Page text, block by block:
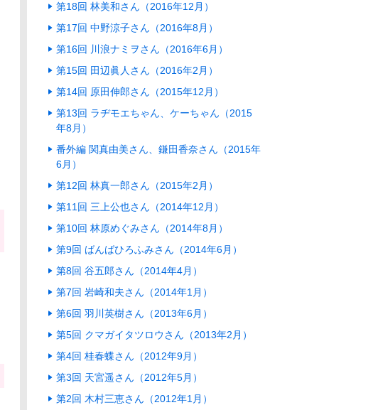
第18回 林美和さん（2016年12月）
第17回 中野涼子さん（2016年8月）
第16回 川浪ナミヲさん（2016年6月）
第15回 田辺眞人さん（2016年2月）
第14回 原田伸郎さん（2015年12月）
第13回 ラヂモエちゃん、ケーちゃん（2015
年8月）
番外編 関真由美さん、鎌田香奈さん（2015年
6月）
第12回 林真一郎さん（2015年2月）
第11回 三上公也さん（2014年12月）
第10回 林原めぐみさん（2014年8月）
第9回 ばんばひろふみさん（2014年6月）
第8回 谷五郎さん（2014年4月）
第7回 岩崎和夫さん（2014年1月）
第6回 羽川英樹さん（2013年6月）
第5回 クマガイタツロウさん（2013年2月）
第4回 桂春蝶さん（2012年9月）
第3回 天宮遥さん（2012年5月）
第2回 木村三恵さん（2012年1月）